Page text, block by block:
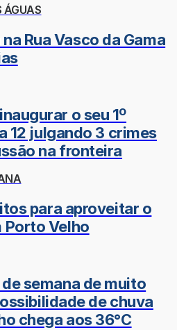
ÁGUAS
Rua Vasco da Gama
o seu 1º
12 julgando 3 crimes
na fronteira
para aproveitar o
Porto Velho
semana de muito
de chuva
chega aos 36°C